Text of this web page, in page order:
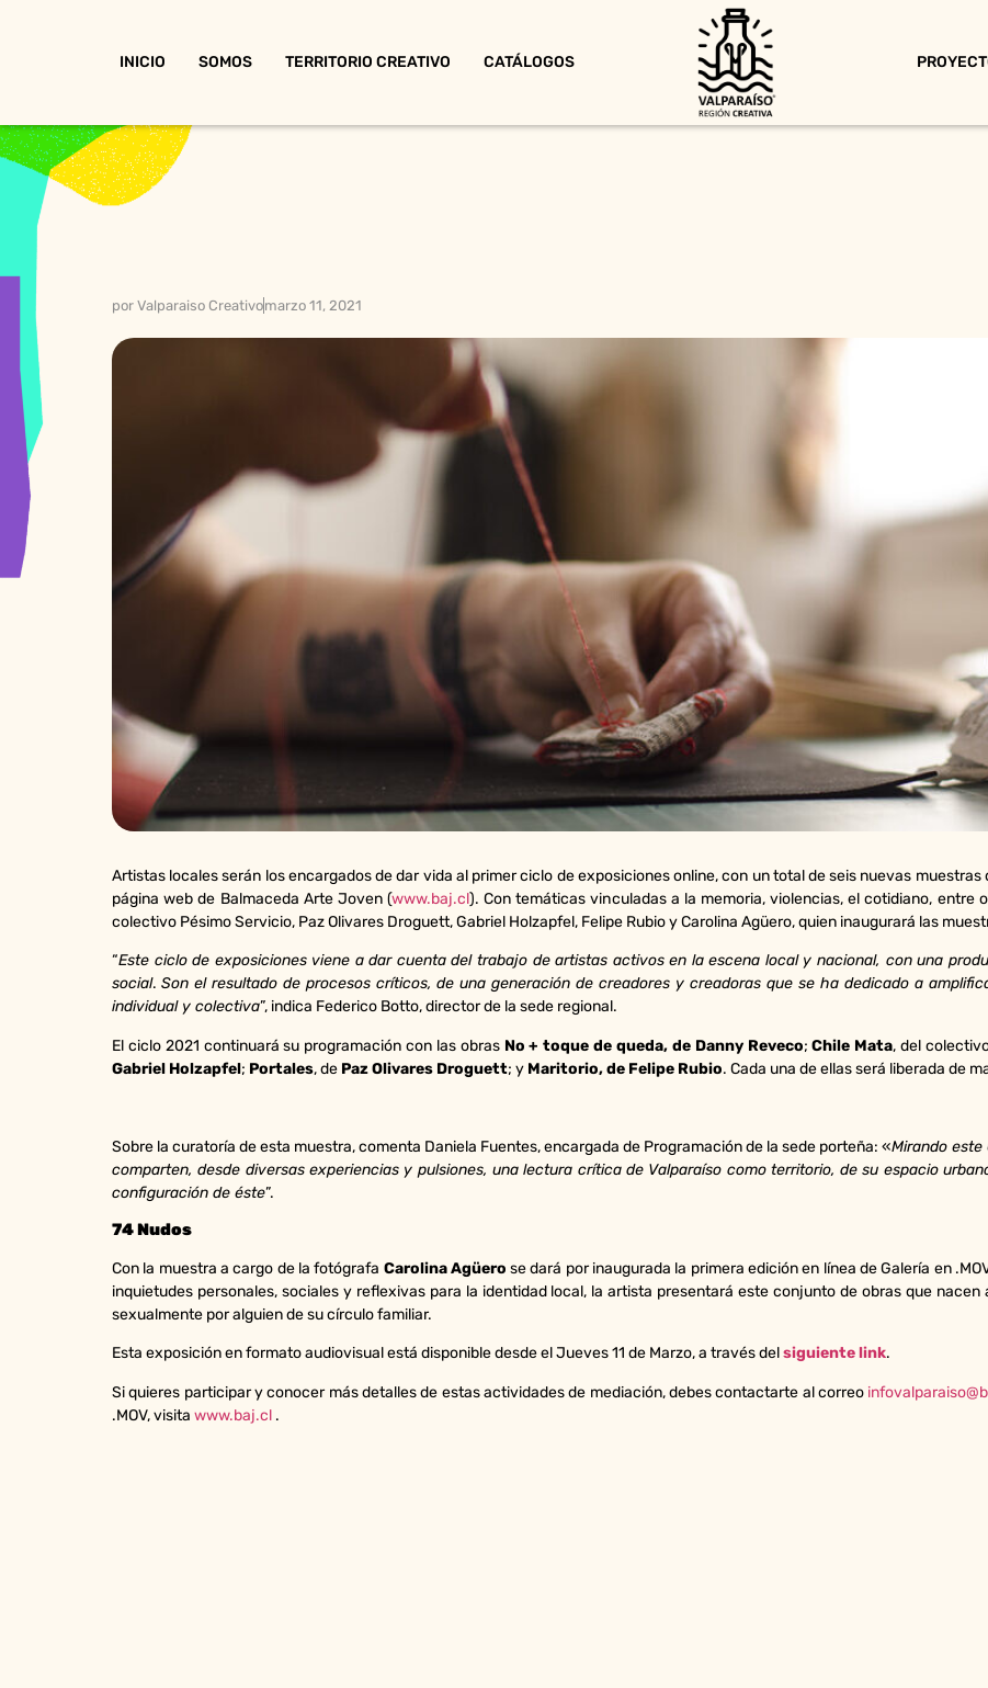
INICIO SOMOS TERRITORIO CREATIVO CATÁLOGOS
por Valparaiso Creativomarzo 11, 2021
Artistas locales serán los encargados de dar vida al primer ciclo de exposiciones online, con un total de seis nuevas
página web de Balmaceda Arte Joven (www.baj.cl). Con temáticas vinculadas a la memoria, violencias, el cotidiano, entre
colectivo Pésimo Servicio, Paz Olivares Droguett, Gabriel Holzapfel, Felipe Rubio y Carolina Agüero, quien inaugurará las
“Este ciclo de exposiciones viene a dar cuenta del trabajo de artistas activos en la escena local y nacional, con una
social. Son el resultado de procesos críticos, de una generación de creadores y creadoras que se ha dedicado a
individual y colectiva”, indica Federico Botto, director de la sede regional.
El ciclo 2021 continuará su programación con las obras No + toque de queda, de Danny Reveco;Chile Mata, del
Gabriel Holzapfel; Portales, de Paz Olivares Droguett; y Maritorio, de Felipe Rubio. Cada una de ellas será liberada de
Sobre la curatoría de esta muestra, comenta Daniela Fuentes, encargada de Programación de la sede porteña: «Mirando
comparten, desde diversas experiencias y pulsiones, una lectura crítica de Valparaíso como territorio, de su espacio
configuración de éste”.
74 Nudos
Con la muestra a cargo de la fotógrafa Carolina Agüero se dará por inaugurada la primera edición en línea de Galería en
inquietudes personales, sociales y reflexivas para la identidad local, la artista presentará este conjunto de obras que
sexualmente por alguien de su círculo familiar.
Esta exposición en formato audiovisual está disponible desde el Jueves 11 de Marzo, a través delsiguiente link.
Si quieres participar y conocer más detalles de estas actividades de mediación, debes contactarte al correo
.MOV, visita www.baj.cl .